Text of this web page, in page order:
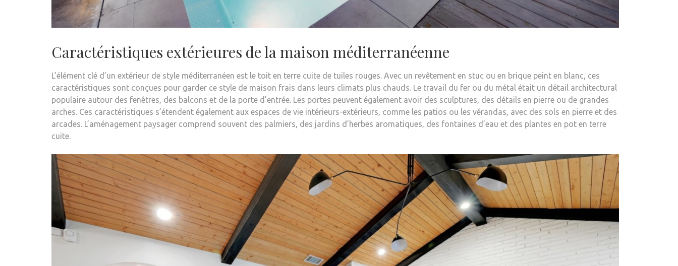
Caractéristiques extérieures de la maison méditerranéenne
L’élément clé d’un extérieur de style méditerranéen est le toit en terre cuite de tuiles rouges. Avec un revêtement en stuc ou en brique peint en blanc, ces
caractéristiques sont conçues pour garder ce style de maison frais dans leurs climats plus chauds. Le travail du fer ou du métal était un détail architectural
populaire autour des fenêtres, des balcons et de la porte d’entrée. Les portes peuvent également avoir des sculptures, des détails en pierre ou de grandes
arches. Ces caractéristiques s’étendent également aux espaces de vie intérieurs-extérieurs, comme les patios ou les vérandas, avec des sols en pierre et des
arcades. L’aménagement paysager comprend souvent des palmiers, des jardins d’herbes aromatiques, des fontaines d’eau et des plantes en pot en terre
cuite.